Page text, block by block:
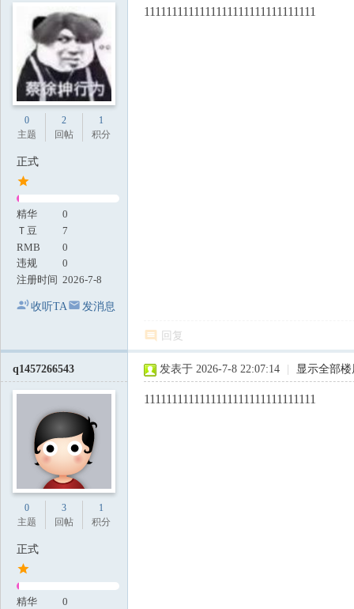
0
主题
2
回帖
1
积分
正式
精华
0
Ｔ豆
7
RMB
0
违规
0
注册时间 2026-7-8
收听TA 发消息
1111111111111111111111111111111
回复
q1457266543
0
主题
3
回帖
1
积分
正式
精华
0
发表于 2026-7-8 22:07:14 显示全部楼
1111111111111111111111111111111